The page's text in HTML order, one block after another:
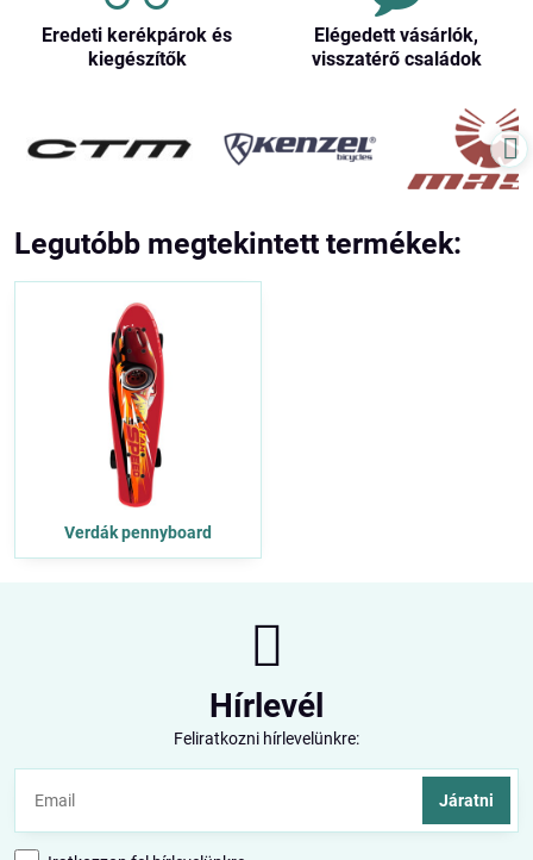
Eredeti kerékpárok és
kiegészítők
Elégedett vásárlók,
visszatérő családok
Legutóbb megtekintett termékek:
Verdák pennyboard
Hírlevél
Feliratkozni hírlevelünkre:
Járatni